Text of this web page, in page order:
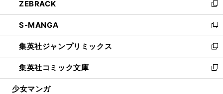
く
で
開
く
ド
ウ
で
開
く
ィ
ン
ド
ウ
で
開
く
い
ウ
ィ
ン
ド
ウ
で
開
ZEBRACK
新
し
い
ウ
ィ
ン
ド
ウ
S-MANGA
新
し
い
ウ
ィ
ン
集英社ジャンプリミックス
新
し
い
ウ
集英社コミック文庫
新
し
少女マンガ